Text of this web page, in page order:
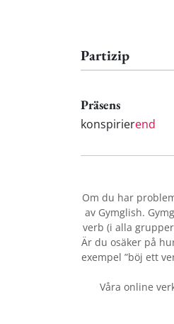
Partizip
Präsens
konspirierend
Om du har
av Gymglish.
verb (i alla
Är du osäker på
exempel ”böj ett
Våra online